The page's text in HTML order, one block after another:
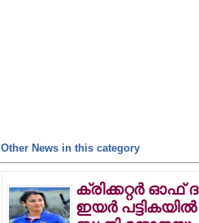
Other News in this category
ക്രിക്കറ്റര്‍ ഓഫ് ദ
ഇയര്‍ പട്ടികയില്‍